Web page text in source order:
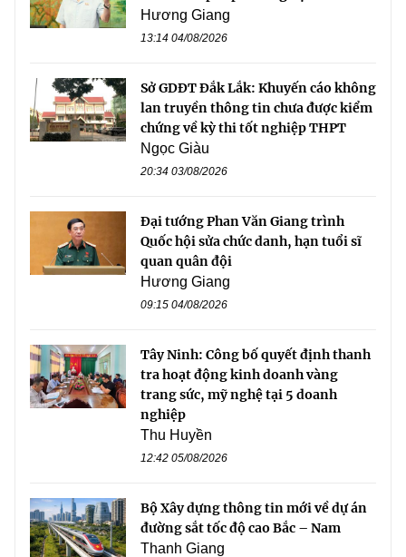
Hương Giang
13:14 04/08/2026
Sở GDĐT Đắk Lắk: Khuyến cáo không
lan truyền thông tin chưa được kiểm
chứng về kỳ thi tốt nghiệp THPT
Ngọc Giàu
20:34 03/08/2026
Đại tướng Phan Văn Giang trình
Quốc hội sửa chức danh, hạn tuổi sĩ
quan quân đội
Hương Giang
09:15 04/08/2026
Tây Ninh: Công bố quyết định thanh
tra hoạt động kinh doanh vàng
trang sức, mỹ nghệ tại 5 doanh
nghiệp
Thu Huyền
12:42 05/08/2026
Bộ Xây dựng thông tin mới về dự án
đường sắt tốc độ cao Bắc – Nam
Thanh Giang